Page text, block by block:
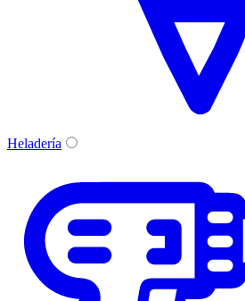
Heladería